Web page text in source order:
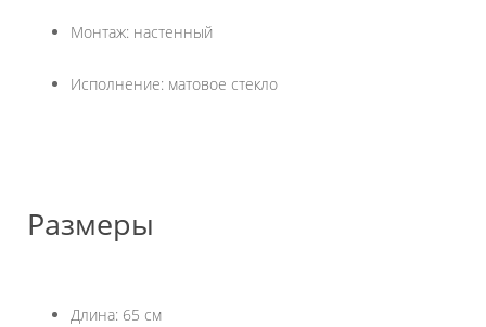
Монтаж: настенный
Исполнение: матовое стекло
Размеры
Длина: 65 см